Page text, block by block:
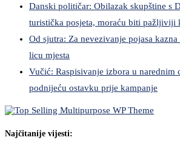
Danski političar: Obilazak skupštine s
turistička posjeta, moraću biti pažljiviji
Od sjutra: Za nevezivanje pojasa
licu mjesta
Vučić: Raspisivanje izbora u narednim
podnijeću ostavku prije kampanje
Najčitanije vijesti: